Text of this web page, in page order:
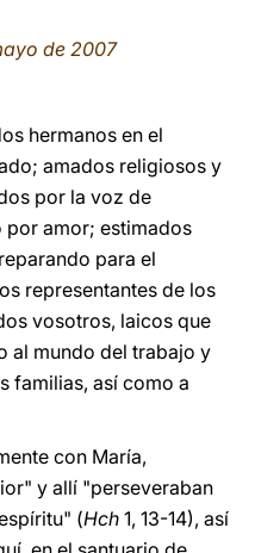
de 2007
hermanos en el
amados religiosos y
por la voz de
por amor; estimados
para el
representantes de los
vosotros, laicos que
al mundo del trabajo y
familias, así como a
con María,
y allí "perseveraban
(Hch 1, 13-14), así